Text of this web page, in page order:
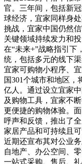
官。三年间，包括新
球经济，宜家同样身
挑战，宜家中国仍然
关键领域持续发力和
在“未来+”战略指引下
统，包括多元的线下
宜家可购物小程序、
国301个城市和地区，
亿人。通过设立宜家
及购物工具，宜家不
更便捷的购物体验。
呼声和反馈，推出了
家居产品和可持续且
近期还宣布其对公业
自地产、办公空间、
一站式采购、售后、